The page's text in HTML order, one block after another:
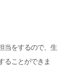
当をするので、生
ることができま